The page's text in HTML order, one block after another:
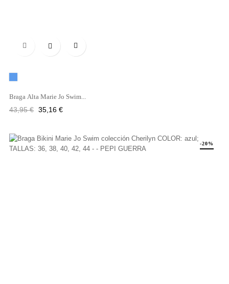

Braga Alta Marie Jo Swim...
Precio
43,95 € Precio
35,16 €
-20%